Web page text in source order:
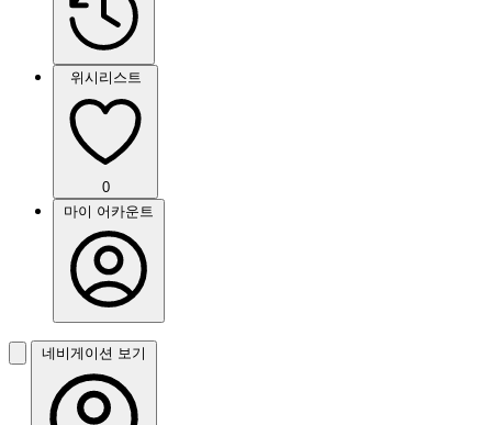
위시리스트
0
마이 어카운트
네비게이션 보기